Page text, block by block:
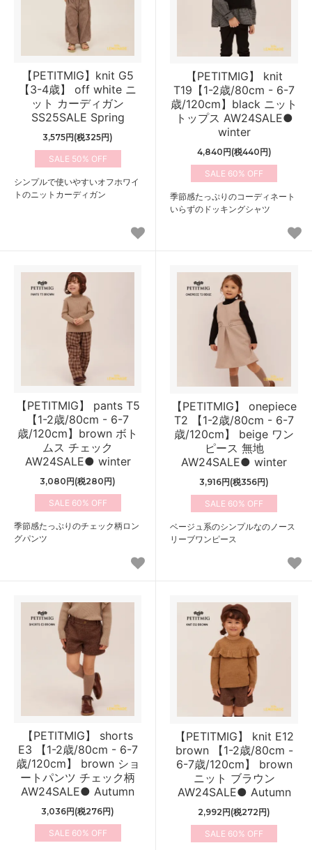
【PETITMIG】knit G5
【3-4歳】 off white ニ
ット カーディガン
SS25SALE Spring
3,575円(税325円)
50%
シンプルで使いやすいオフホワイ
トのニットカーディガン
【PETITMIG】 knit
T19【1-2歳/80cm - 6-7
歳/120cm】black ニット
トップス AW24SALE●
winter
4,840円(税440円)
60%
季節感たっぷりのコーディネート
いらずのドッキングシャツ
【PETITMIG】 pants T5
【1-2歳/80cm - 6-7
歳/120cm】brown ボト
ムス チェック
AW24SALE● winter
3,080円(税280円)
60%
季節感たっぷりのチェック柄ロン
グパンツ
【PETITMIG】 onepiece
T2 【1-2歳/80cm - 6-7
歳/120cm】 beige ワン
ピース 無地
AW24SALE● winter
3,916円(税356円)
60%
ベージュ系のシンプルなのノース
リーブワンピース
【PETITMIG】 shorts
E3 【1-2歳/80cm - 6-7
歳/120cm】 brown ショ
ートパンツ チェック柄
AW24SALE● Autumn
3,036円(税276円)
60%
【PETITMIG】 knit E12
brown 【1-2歳/80cm -
6-7歳/120cm】 brown
ニット ブラウン
AW24SALE● Autumn
2,992円(税272円)
60%